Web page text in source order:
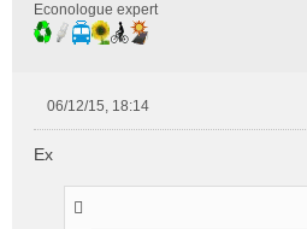
Econologue expert
s
06/12/15, 18:14
Ex